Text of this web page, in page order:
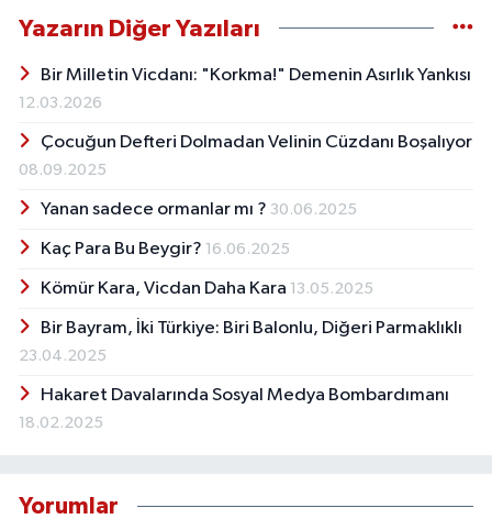
Yazarın Diğer Yazıları
Bir Milletin Vicdanı: "Korkma!" Demenin Asırlık Yankısı
12.03.2026
Çocuğun Defteri Dolmadan Velinin Cüzdanı Boşalıyor
08.09.2025
Yanan sadece ormanlar mı ? 30.06.2025
Kaç Para Bu Beygir? 16.06.2025
Kömür Kara, Vicdan Daha Kara 13.05.2025
Bir Bayram, İki Türkiye: Biri Balonlu, Diğeri Parmaklıklı
23.04.2025
Hakaret Davalarında Sosyal Medya Bombardımanı
18.02.2025
Yorumlar